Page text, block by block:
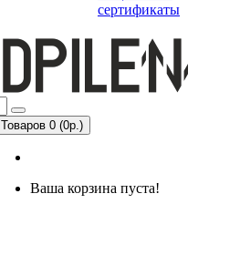
сертификаты
Товаров 0 (0р.)
Ваша корзина пуста!